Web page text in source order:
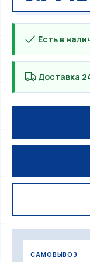
Есть в
Доставка
САМОВЫВОЗ